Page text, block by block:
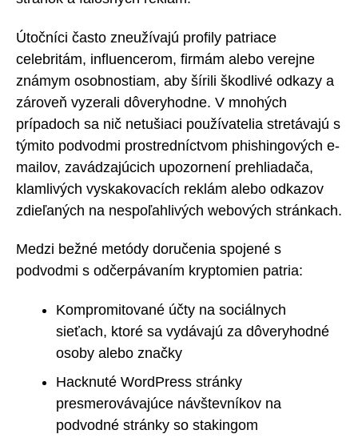
Útočníci často zneužívajú profily patriace
celebritám, influencerom, firmám alebo verejne
známym osobnostiam, aby šírili škodlivé odkazy a
zároveň vyzerali dôveryhodne. V mnohých
prípadoch sa nič netušiaci používatelia stretávajú s
týmito podvodmi prostredníctvom phishingových e-
mailov, zavádzajúcich upozornení prehliadača,
klamlivých vyskakovacích reklám alebo odkazov
zdieľaných na nespoľahlivých webových stránkach.
Medzi bežné metódy doručenia spojené s
podvodmi s odčerpávaním kryptomien patria:
Kompromitované účty na sociálnych
sieťach, ktoré sa vydávajú za dôveryhodné
osoby alebo značky
Hacknuté WordPress stránky
presmerovávajúce návštevníkov na
podvodné stránky so stakingom